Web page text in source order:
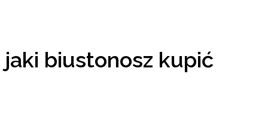
jaki biustonosz kupić